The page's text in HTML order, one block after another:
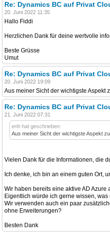
Re: Dynamics BC auf Privat
20. Juni 2022 11:35
Hallo Fiddi
Herzlichen Dank für deine wertvolle
Beste Grüsse
Umut
Re: Dynamics BC auf Privat
20. Juni 2022 19:09
Aus meiner Sicht der wichtigste
Re: Dynamics BC auf Privat
21. Juni 2022 07:31
enh hat geschrieben:
Aus meiner Sicht der wichtigste Aspekt
Vielen Dank für die Informationen, die
Ich denke, ich bin an einem guten Ort,
Wir haben bereits eine aktive AD
Eigentlich würde ich gerne wissen,
Wir verwenden auch ein paar
ohne Erweiterungen?
Besten Dank